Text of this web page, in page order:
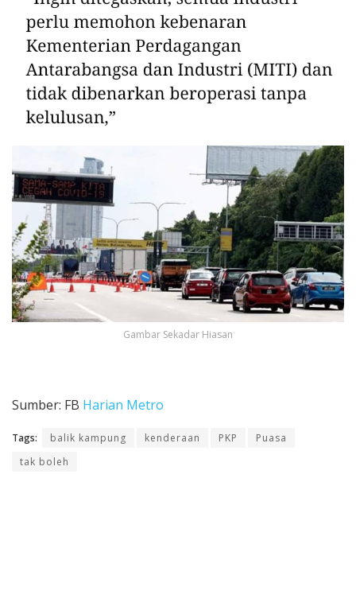
Gambar Sekadar Hiasan
Sumber: FB Harian Metro
Tags: balik kampung kenderaan PKP
Puasa
tak boleh